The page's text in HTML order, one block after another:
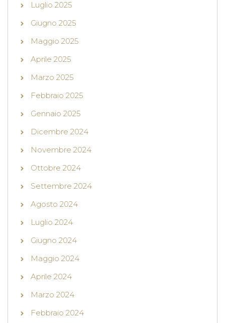
Luglio 2025
Giugno 2025
Maggio 2025
Aprile 2025
Marzo 2025
Febbraio 2025
Gennaio 2025
Dicembre 2024
Novembre 2024
Ottobre 2024
Settembre 2024
Agosto 2024
Luglio 2024
Giugno 2024
Maggio 2024
Aprile 2024
Marzo 2024
Febbraio 2024